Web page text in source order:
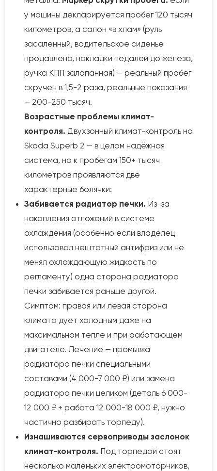
у машины декларируется пробег 120 тысяч
километров, а салон «в хлам» (руль
засаленный, водительское сиденье
продавлено, накладки педалей до железа,
ручка КПП залапанная) — реальный пробег
скручен в 1,5-2 раза, реальные показания
— 200-250 тысяч.
Возрастные проблемы климат-
контроля. Двухзонный климат-контроль на
Skoda Superb 2 — в целом надёжная
система, но к пробегам 150+ тысяч
километров проявляются две
характерные болячки:
Забивается радиатор печки. Из-за
накопления отложений в системе
охлаждения (особенно если владелец
использовал нештатный антифриз или не
менял охлаждающую жидкость по
регламенту) одна сторона радиатора
печки забивается раньше другой.
Симптом: правая или левая сторона
климата дует холодным даже на
максимальном тепле и при работающем
двигателе. Лечение — промывка
радиатора печки специальными
составами (4 000-7 000 ₽) или замена
радиатора печки целиком (деталь 6 000-
12 000 ₽ + работа 12 000-18 000 ₽, нужно
частично разбирать торпеду).
Изнашиваются сервоприводы заслонок
климат-контроля. Под торпедой стоят
несколько маленьких электромоторчиков,